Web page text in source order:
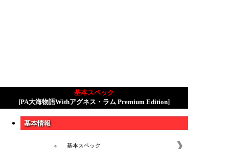
基本スペック
[PA大海物語Withアグネス・ラム Premium Edition]
基本情報
基本スペック